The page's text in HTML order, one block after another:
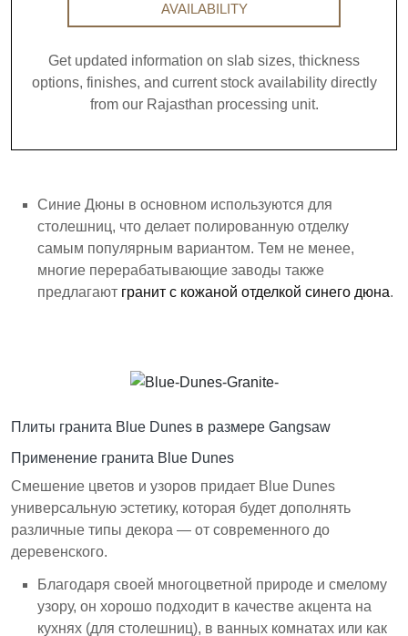
AVAILABILITY
Get updated information on slab sizes, thickness
options, finishes, and current stock availability directly
from our Rajasthan processing unit.
Синие Дюны в основном используются для
столешниц, что делает полированную отделку
самым популярным вариантом. Тем не менее,
многие перерабатывающие заводы также
предлагают гранит с кожаной отделкой синего дюна.
Плиты гранита Blue Dunes в размере Gangsaw
Применение гранита Blue Dunes
Смешение цветов и узоров придает Blue Dunes
универсальную эстетику, которая будет дополнять
различные типы декора — от современного до
деревенского.
Благодаря своей многоцветной природе и смелому
узору, он хорошо подходит в качестве акцента на
кухнях (для столешниц), в ванных комнатах или как